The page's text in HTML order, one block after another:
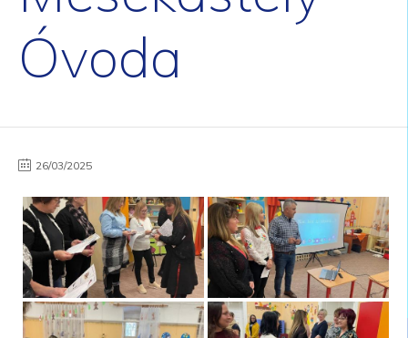
Óvoda
26/03/2025